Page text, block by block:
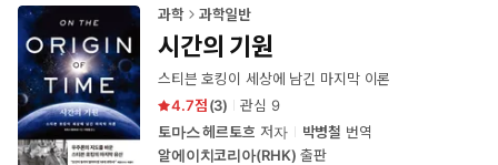
로
이
동
과학 과학일반
시간의 기원
스티븐 호킹이 세상에 남긴 마지막 이론
4.7
(3) 관심 9
토마스 헤르토흐 저자 박병철 번역
알에이치코리아(RHK) 출판